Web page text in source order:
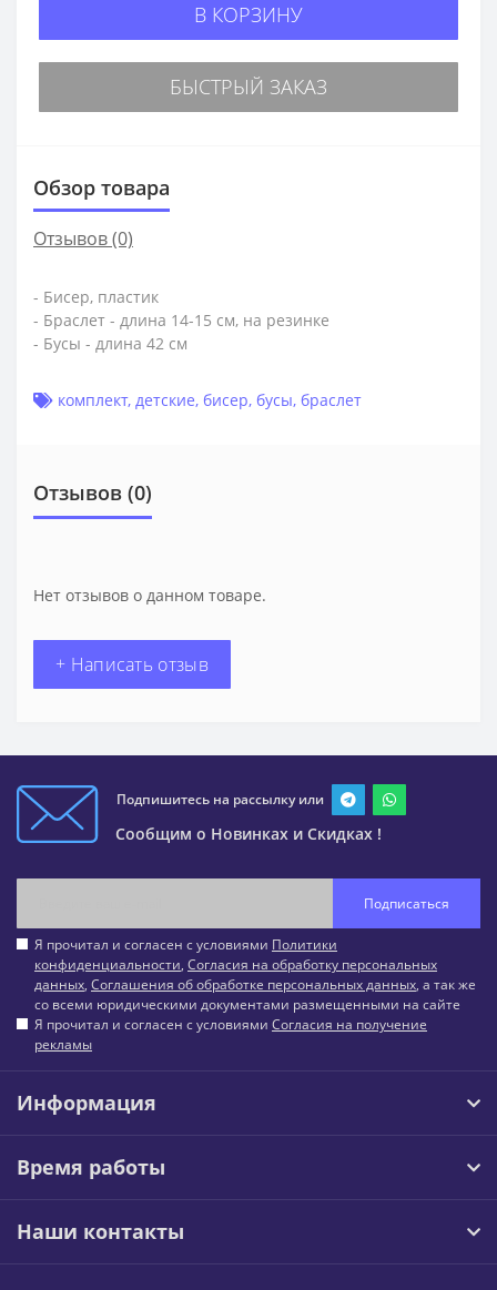
В КОРЗИНУ
БЫСТРЫЙ ЗАКАЗ
Обзор товара
Отзывов (0)
- Бисер, пластик
- Браслет - длина 14-15 см, на резинке
- Бусы - длина 42 см
комплект, детские, бисер, бусы, браслет
Отзывов (0)
Нет отзывов о данном товаре.
+ Написать отзыв
Подпишитесь на рассылку или
Сообщим о Новинках и Скидках !
Подписаться
Я прочитал и согласен с условиями Политики
конфиденциальности, Согласия на обработку персональных
данных, Соглашения об обработке персональных данных, а так же
со всеми юридическими документами размещенными на сайте
Я прочитал и согласен с условиями Согласия на получение
рекламы
Информация
Время работы
Наши контакты